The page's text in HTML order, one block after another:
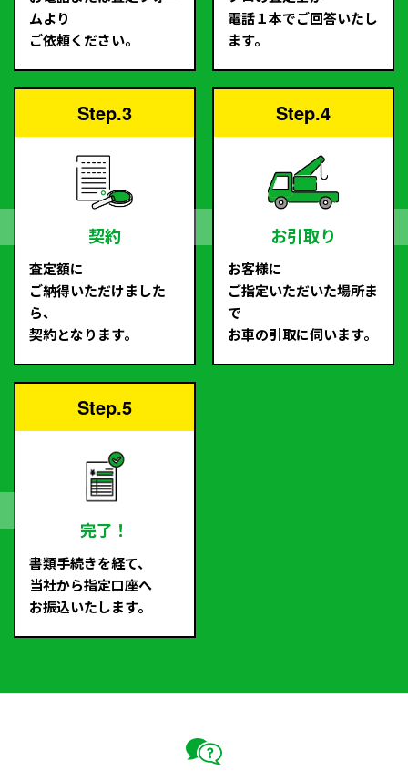
ムより
ご依頼ください。
電話１本でご回答いたし
ます。
Step.3
契約
査定額に
ご納得いただけました
ら、
契約となります。
Step.4
お引取り
お客様に
ご指定いただいた場所ま
で
お車の引取に伺います。
Step.5
完了！
書類手続きを経て、
当社から指定口座へ
お振込いたします。